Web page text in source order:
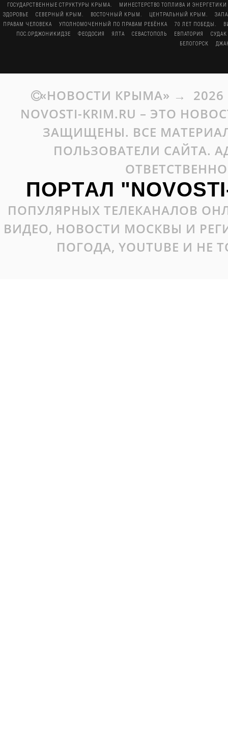
ГОСУДАРСТВЕННЫЕ СТРУКТУРЫ КРЫМА.
МИНЕСТЕРСТВО ТОПЛИВА И
ЗДОРОВЬЕ
СЕВЕРНЫЙ КРЫМ. ВОСТОЧНЫЙ КРЫМ. ЦЕНТРАЛЬНЫЙ КРЫМ.
ПРАВАМ ЧЕЛОВЕКА
УПОЛНОМОЧЕННЫЙ ПО ПРАВАМ РЕБЁНКА 70 ЛЕТ ПОБЕДЫ.
ПОС.ОРДЖОНИКИДЗЕ
ФЕОДОСИЯ ЯЛТА СЕВАСТОПОЛЬ ЕВПАТОРИЯ
СУДАК
БЕЛОГОРСК
«НОВОСТИ КРЫМА» → 2026
NOVOSTI-KRIM.RU – ЭТО
ЗАЩИЩЕНЫ. ВСЕ
ПОЛЬЗОВАТЕЛИ САЙТА.
ПОРТАЛ
ПОПУЛЯРНЫХ ТЕЛЕКАНАЛОВ
ВИДЕО, НОВОСТИ МОСКВЫ И
ПОГОДА, YOUTUBE И